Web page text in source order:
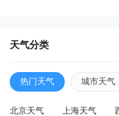
天气分类
热门天气 城市天气
北京天气 上海天气